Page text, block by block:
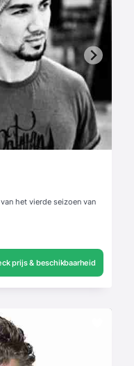
het vierde seizoen van
prijs & beschikbaarheid